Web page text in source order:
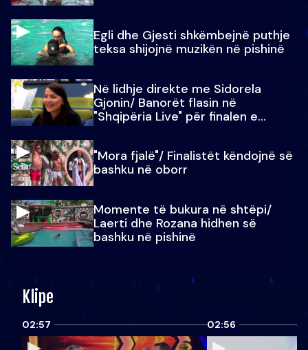
Egli dhe Gjesti shkëmbejnë puthje
teksa shijojnë muzikën në pishinë
Në lidhje direkte me Sidorela
Gjonin/ Banorët flasin në
"Shqipëria Live" për finalen e
"Mora fjalë"/ Finalistët këndojnë së
bashku në oborr
Momente të bukura në shtëpi/
Laerti dhe Rozana hidhen së
bashku në pishinë
Klipe
02:57 02:56